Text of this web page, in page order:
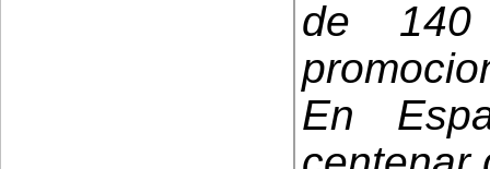
de
En